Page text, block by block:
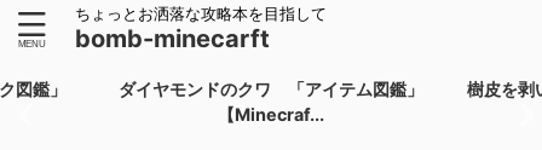
ちょっとお洒落な攻略本を目指して
bomb-minecarft
図鑑」
樹皮を剥いだオークの原木 「ブロック
図鑑」【Minec...
ブレイ